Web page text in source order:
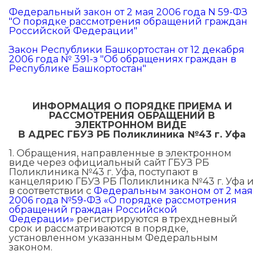
Федеральный закон от 2 мая 2006 года N 59-ФЗ
"О порядке рассмотрения обращений граждан
Российской Федерации"
Закон Республики Башкортостан от 12 декабря
2006 года № 391-з "Об обращениях граждан в
Республике Башкортостан"
ИНФОРМАЦИЯ О ПОРЯДКЕ ПРИЕМА И
РАССМОТРЕНИЯ ОБРАЩЕНИЙ В
ЭЛЕКТРОННОМ ВИДЕ
В АДРЕС ГБУЗ РБ Поликлиника №43 г. Уфа
1. Обращения, направленные в электронном
виде через официальный сайт ГБУЗ РБ
Поликлиника №43 г. Уфа, поступают в
канцелярию ГБУЗ РБ Поликлиника №43 г. Уфа и
в соответствии с Федеральным законом от 2 мая
2006 года №59-ФЗ «О порядке рассмотрения
обращений граждан Российской
Федерации» регистрируются в трехдневный
срок и рассматриваются в порядке,
установленном указанным Федеральным
законом.